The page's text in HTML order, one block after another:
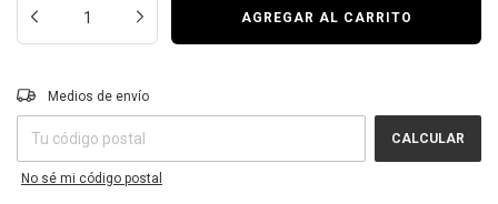
Entregas para el CP:
Medios de envío
CALCULAR
No sé mi código postal